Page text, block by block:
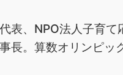
表、NPO法人子育て
長。算数オリンピッ